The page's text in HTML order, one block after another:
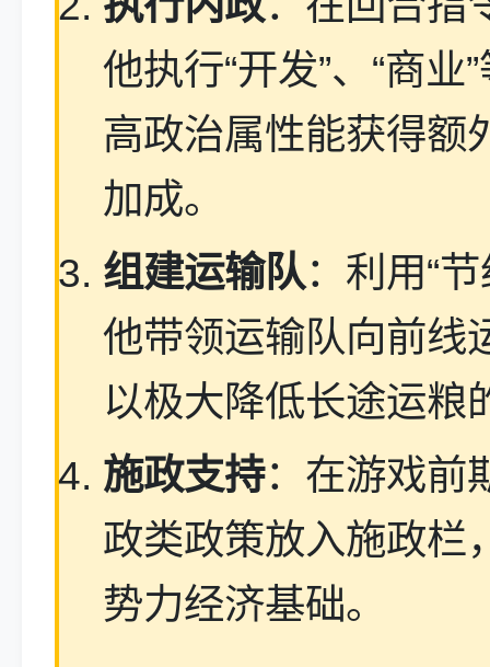
他执行“开发”、“商业
高政治属性能获得额
加成。
组建运输队：利用“
他带领运输队向前线
以极大降低长途运粮
施政支持：在游戏前
政类政策放入施政栏
势力经济基础。